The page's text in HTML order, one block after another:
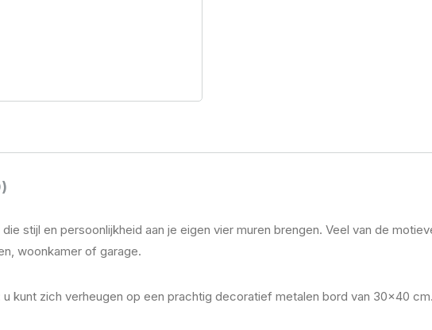
stijl en persoonlijkheid aan je eigen vier muren brengen. Veel van de
woonkamer of garage.
kunt zich verheugen op een prachtig decoratief metalen bord van 30×40